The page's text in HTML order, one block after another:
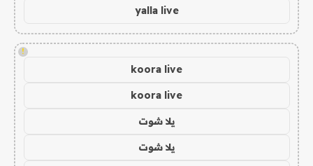
yalla live
!
koora live
koora live
يلا شوت
يلا شوت